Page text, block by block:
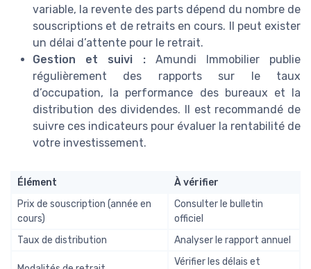
variable, la revente des parts dépend du nombre de
souscriptions et de retraits en cours. Il peut exister
un délai d’attente pour le retrait.
Gestion et suivi :Amundi Immobilier publie
régulièrement des rapports sur le taux
d’occupation, la performance des bureaux et la
distribution des dividendes. Il est recommandé de
suivre ces indicateurs pour évaluer la rentabilité de
votre investissement.
Élément
À vérifier
Prix de souscription (année en
cours)
Consulter le bulletin
officiel
Taux de distribution
Analyser le rapport annuel
Vérifier les délais et